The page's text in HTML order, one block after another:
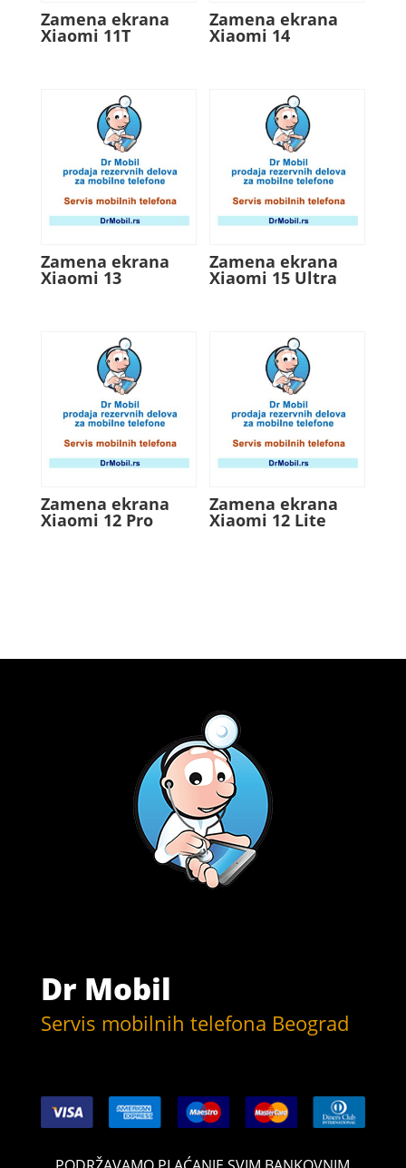
Zamena ekrana
Xiaomi 11T
Zamena ekrana
Xiaomi 14
Zamena ekrana
Xiaomi 13
Zamena ekrana
Xiaomi 15 Ultra
Zamena ekrana
Xiaomi 12 Pro
Zamena ekrana
Xiaomi 12 Lite
Dr Mobil
Servis mobilnih telefona Beograd